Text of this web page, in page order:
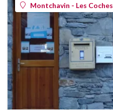
Montchavin - Les Coches